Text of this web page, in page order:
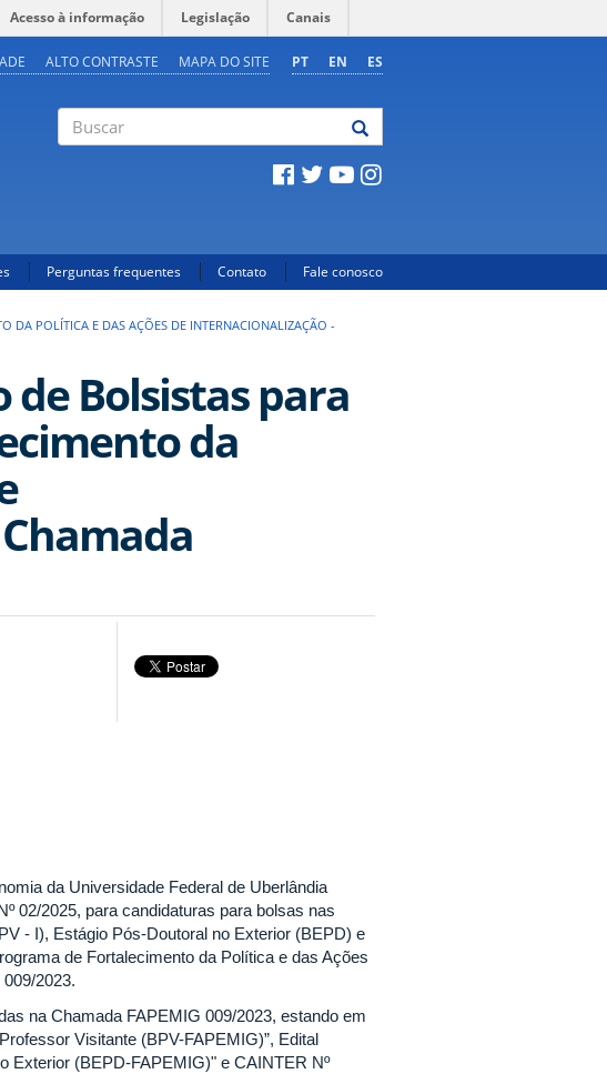
Acesso à informação Legislação Canais
PT EN ES
ALTO CONTRASTE MAPA DO SITE
Perguntas frequentes Contato Fale conosco
DA POLÍTICA E DAS AÇÕES DE INTERNACIONALIZAÇÃO -
de Bolsistas para
da
da Universidade Federal de Uberlândia
02/2025, para candidaturas para bolsas nas
- I), Estágio Pós-Doutoral no Exterior (BEPD) e
de Fortalecimento da Política e das Ações
2023.
na Chamada FAPEMIG 009/2023, estando em
Visitante (BPV-FAPEMIG)”, Edital
Exterior (BEPD-FAPEMIG)" e CAINTER Nº